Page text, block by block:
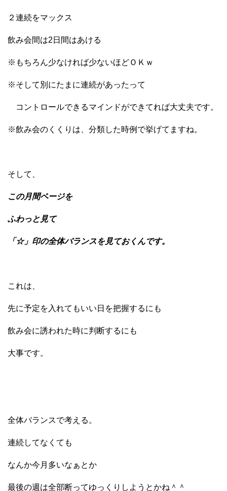
２連続をマックス
飲み会間は2日間はあける
※もちろん少なければ少ないほどＯＫｗ
※そして別にたまに連続があったって
コントロールできるマインドができてれば大丈夫です。
※飲み会のくくりは、分類した時例で挙げてますね。
そして、
この月間ページを
ふわっと見て
「☆」印の全体バランスを見ておくんです。
これは、
先に予定を入れてもいい日を把握するにも
飲み会に誘われた時に判断するにも
大事です。
全体バランスで考える。
連続してなくても
なんか今月多いなぁとか
最後の週は全部断ってゆっくりしようとかね＾＾